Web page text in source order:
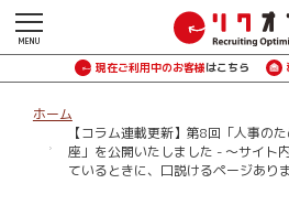
現在ご利用中のお客様はこちら
ホーム
【コラム連載更新】第8回「人事の
座」を公開いたしました - ～サイト
ているときに、口説けるページあり